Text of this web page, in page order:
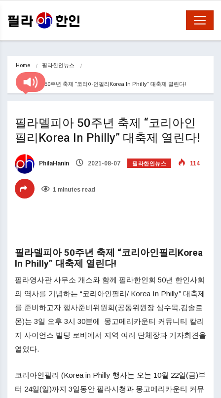
Home 필라한인뉴스
필라델피아 50주년 축제 “코리아인필리Korea In Philly” 대축제 열린다!
필라델피아 50주년 축제 “코리아인
필리Korea In Philly” 대축제 열린다!
PhilaHanin 2021-08-07 필라한인뉴스 114
1 minutes read
필라델피아 50주년 축제 “코리아인필리Korea
In Philly” 대축제 열린다!
필라영사관 사무소 개소와 함께 필라한인회 50년 한인사회
의 역사를 기념하는 “코리아인필리/ Korea In Philly” 대축제
를 준비하고자 행사준비위원회(공동위원장 심수목,김솔로
몬)는 3일 오후 3시 30분에 몽고메리카운티 커뮤니티 칼리
지 사이언스 빌딩 로비에서 지역 여러 단체장과 기자회견을
열었다.
코리아인필리 (Korea in Philly 행사는 오는 10월 22일(금)부
터 24일(일)까지 3일동안 필라시청과 몽고메리카운티 커뮤